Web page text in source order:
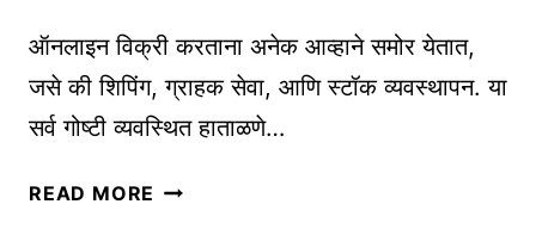
R
Y
M
वा
अ
भ्या
ऑनलाइन विक्री करताना अनेक आव्हाने समोर येतात,
जसे की शिपिंग, ग्राहक सेवा, आणि स्टॉक व्यवस्थापन. या
सर्व गोष्टी व्यवस्थित हाताळणे…
READ MORE A